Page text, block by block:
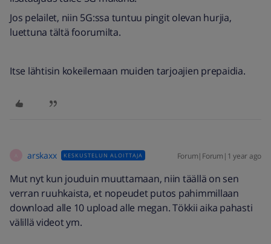
Jos pelailet, niin 5G:ssa tuntuu pingit olevan hurjia,
luettuna tältä foorumilta.
Itse lähtisin kokeilemaan muiden tarjoajien prepaidia.
arskaxx KESKUSTELUN ALOITTAJA Forum|Forum|1 year ago
Mut nyt kun jouduin muuttamaan, niin täällä on sen
verran ruuhkaista, et nopeudet putos pahimmillaan
download alle 10 upload alle megan. Tökkii aika pahasti
välillä videot ym.